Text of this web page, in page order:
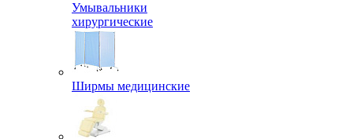
Умывальники
хирургические
Ширмы медицинские